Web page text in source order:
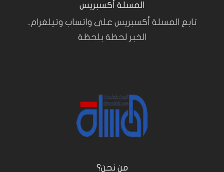
المسلة أكسبريس
تابع المسلة أكسبريس على واتساب وتيلغرام..
الخبر لحظة بلحظة
من نحن؟